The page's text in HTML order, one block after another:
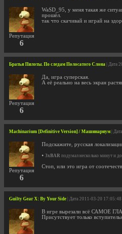
Репутация
6
WaSD_95, у меня такая же
прошёл.
так что скачивай и играй на
Братья Пилоты. По следам Полосатого Слона | Дата
Репутация
6
Да, игра суперская.
А её реально на весь экран
Machinarium [Definitive Version] / Машинариум |
Репутация
6
Подскажите, русская
• 3xBAR подумал несколько минут и
Стоп, или это игра от
Guilty Gear X: By Your Side | Дата 2011-03-20 17:05:48
В игре вырезали всё САМОЕ
Присутствует только